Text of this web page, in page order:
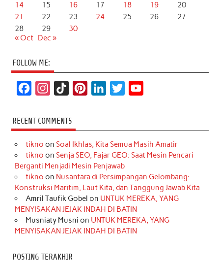
14
15 16 17 18 19
20
21
22 23 24 25 26
27
28
29
30
« Oct
Dec »
FOLLOW ME:
c
e
b
o
k
s
t
a
r
a
m
k
T
o
k
t
e
r
e
s
t
k
e
d
I
n
t
t
r
T
u
e
RECENT COMMENTS
tikno on Soal Ikhlas, Kita Semua Masih Amatir
tikno on Senja SEO, Fajar GEO: Saat Mesin Pencari
Berganti Menjadi Mesin Penjawab
tikno on Nusantara di Persimpangan Gelombang:
Konstruksi Maritim, Laut Kita, dan Tanggung Jawab Kita
Amril Taufik Gobel on UNTUK MEREKA, YANG
MENYISAKAN JEJAK INDAH DI BATIN
Musniaty Musni on UNTUK MEREKA, YANG
MENYISAKAN JEJAK INDAH DI BATIN
POSTING TERAKHIR